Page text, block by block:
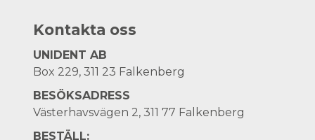
Kontakta oss
UNIDENT AB
Box 229, 311 23 Falkenberg
BESÖKSADRESS
Västerhavsvägen 2, 311 77 Falkenberg
BESTÄLL: